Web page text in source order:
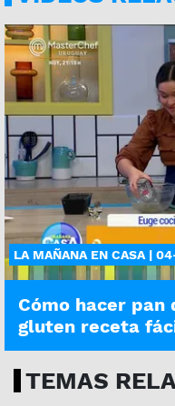
LA MAÑANA EN CASA |
Cómo hacer pan
gluten receta
TEMAS